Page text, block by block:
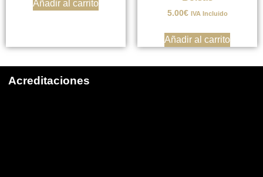
Añadir al carrito
5.00€ IVA Incluido
Añadir al carrito
Acreditaciones